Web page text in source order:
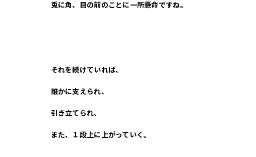
兎に角、目の前のことに一所懸命ですね。
それを続けていれば、
誰かに支えられ、
引き立てられ、
また、１段上に上がっていく。